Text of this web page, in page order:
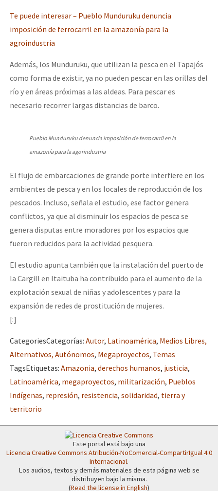
Te puede interesar – Pueblo Munduruku denuncia
imposición de ferrocarril en la amazonía para la
agroindustria
Además, los Munduruku, que utilizan la pesca en el Tapajós
como forma de existir, ya no pueden pescar en las orillas del
río y en áreas próximas a las aldeas. Para pescar es
necesario recorrer largas distancias de barco.
Pueblo Munduruku denuncia imposición de ferrocarril en la
amazonía para la agorindustria
El flujo de embarcaciones de grande porte interfiere en los
ambientes de pesca y en los locales de reproducción de los
pescados. Incluso, señala el estudio, ese factor genera
conflictos, ya que al disminuir los espacios de pesca se
genera disputas entre moradores por los espacios que
fueron reducidos para la actividad pesquera.
El estudio apunta también que la instalación del puerto de
la Cargill en Itaituba ha contribuido para el aumento de la
explotación sexual de niñas y adolescentes y para la
expansión de redes de prostitución de mujeres.
[:]
CategoriesCategorías: Autor, Latinoamérica, Medios Libres,
Alternativos, Autónomos, Megaproyectos, Temas
TagsEtiquetas: Amazonia, derechos humanos, justicia,
Latinoamérica, megaproyectos, militarización, Pueblos
Indígenas, represión, resistencia, solidaridad, tierra y
territorio
Este portal está bajo una
Licencia Creative Commons Atribución-NoComercial-CompartirIgual 4.0
Internacional.
Los audios, textos y demás materiales de esta página web se
distribuyen bajo la misma.
(Read the license in English)